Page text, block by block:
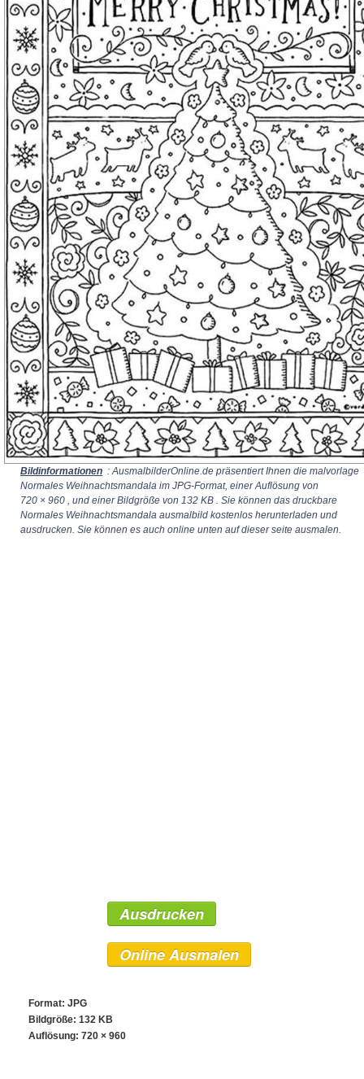
Bildinformationen : AusmalbilderOnline.de präsentiert Ihnen die malvorlage
Normales Weihnachtsmandala im JPG-Format, einer Auflösung von
720 × 960 , und einer Bildgröße von 132 KB . Sie können das druckbare
Normales Weihnachtsmandala ausmalbild kostenlos herunterladen und
ausdrucken. Sie können es auch online unten auf dieser seite ausmalen.
Ausdrucken
Online Ausmalen
Format: JPG
Bildgröße: 132 KB
Auflösung: 720 × 960